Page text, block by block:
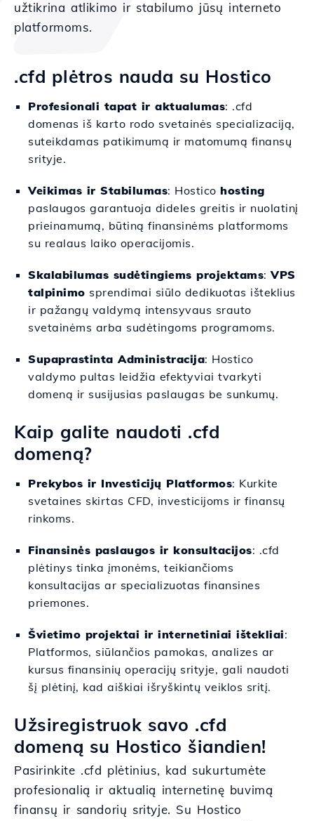
užtikrina atlikimo ir stabilumo jūsų interneto
platformoms.
.cfd plėtros nauda su Hostico
Profesionali tapat ir aktualumas: .cfd
domenas iš karto rodo svetainės specializaciją,
suteikdamas patikimumą ir matomumą finansų
srityje.
Veikimas ir Stabilumas: Hostico hosting
paslaugos garantuoja dideles greitis ir nuolatinį
prieinamumą, būtiną finansinėms platformoms
su realaus laiko operacijomis.
Skalabilumas sudėtingiems projektams:VPS
talpinimo sprendimai siūlo dedikuotas išteklius
ir pažangų valdymą intensyvaus srauto
svetainėms arba sudėtingoms programoms.
Supaprastinta Administracija: Hostico
valdymo pultas leidžia efektyviai tvarkyti
domeną ir susijusias paslaugas be sunkumų.
Kaip galite naudoti .cfd
domeną?
Prekybos ir Investicijų Platformos: Kurkite
svetaines skirtas CFD, investicijoms ir finansų
rinkoms.
Finansinės paslaugos ir konsultacijos: .cfd
plėtinys tinka įmonėms, teikiančioms
konsultacijas ar specializuotas finansines
priemones.
Švietimo projektai ir internetiniai ištekliai:
Platformos, siūlančios pamokas, analizes ar
kursus finansinių operacijų srityje, gali naudoti
šį plėtinį, kad aiškiai išryškintų veiklos sritį.
Užsiregistruok savo .cfd
domeną su Hostico šiandien!
Pasirinkite .cfd plėtinius, kad sukurtumėte
profesionalią ir aktualią internetinę buvimą
finansų ir sandorių srityje. Su Hostico